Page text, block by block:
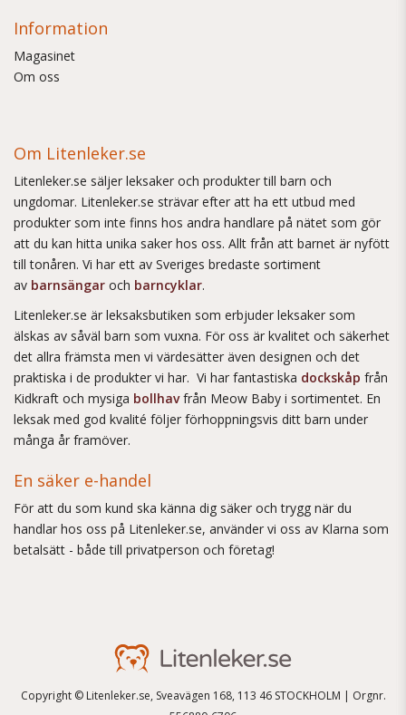
Information
Magasinet
Om oss
Om Litenleker.se
Litenleker.se säljer leksaker och produkter till barn och
ungdomar. Litenleker.se strävar efter att ha ett utbud med
produkter som inte finns hos andra handlare på nätet som gör
att du kan hitta unika saker hos oss. Allt från att barnet är nyfött
till tonåren. Vi har ett av Sveriges bredaste sortiment
av barnsängar och barncyklar.
Litenleker.se är leksaksbutiken som erbjuder leksaker som
älskas av såväl barn som vuxna. För oss är kvalitet och säkerhet
det allra främsta men vi värdesätter även designen och det
praktiska i de produkter vi har. Vi har fantastiska dockskåp från
Kidkraft och mysiga bollhavfrån Meow Baby i sortimentet. En
leksak med god kvalité följer förhoppningsvis ditt barn under
många år framöver.
En säker e-handel
För att du som kund ska känna dig säker och trygg när du
handlar hos oss på Litenleker.se, använder vi oss av Klarna som
betalsätt - både till privatperson och företag!
Copyright © Litenleker.se, Sveavägen 168, 113 46 STOCKHOLM | Orgnr.